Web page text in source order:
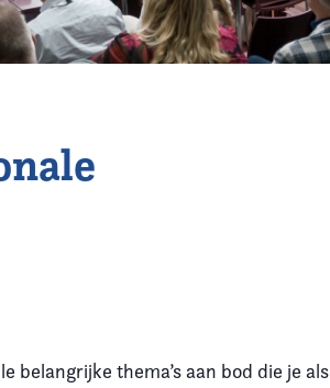
belangrijke thema’s aan bod die je als